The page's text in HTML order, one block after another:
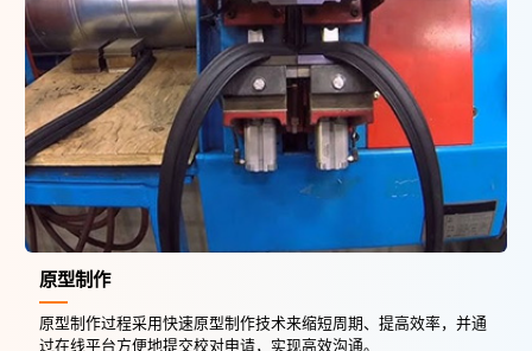
原型制作
原型制作过程采用快速原型制作技术来缩短周期、提高效率，并通
过在线平台方便地提交校对申请，实现高效沟通。